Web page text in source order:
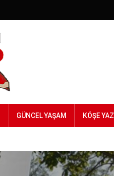
GÜNCEL YAŞAM KÖŞE